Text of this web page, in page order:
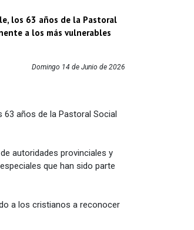
los 63 años de la Pastoral
a los más vulnerables
Domingo 14 de Junio de 2026
años de la Pastoral Social
autoridades provinciales y
que han sido parte
a los cristianos a reconocer